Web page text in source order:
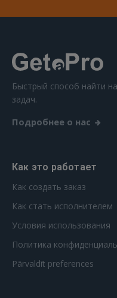
Быстрый способ найти
задач.
Подробнее о нас
Как это работает
Как создать заказ
Как стать исполнителем
Условия использования
Политика
Pārvaldīt preferences